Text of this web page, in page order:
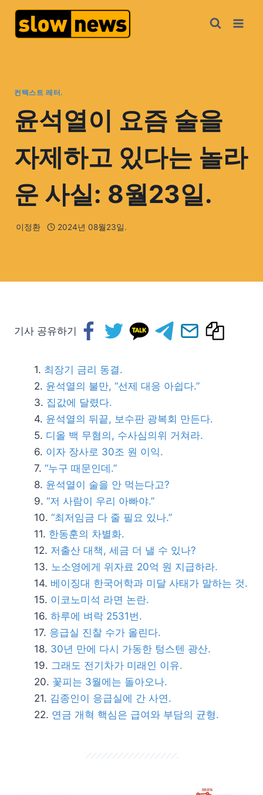
컨텍스트 레터.
윤석열이 요즘 술을
자제하고 있다는 놀라
운 사실: 8월23일.
이정환 2024년 08월23일.
기사 공유하기
최장기 금리 동결.
윤석열의 불만, “선제 대응 아쉽다.”
집값에 달렸다.
윤석열의 뒤끝, 보수판 광복회 만든다.
디올 백 무혐의, 수사심의위 거쳐라.
이자 장사로 30조 원 이익.
“누구 때문인데.”
윤석열이 술을 안 먹는다고?
“저 사람이 우리 아빠야.”
“최저임금 다 줄 필요 있나.”
한동훈의 차별화.
저출산 대책, 세금 더 낼 수 있나?
노소영에게 위자료 20억 원 지급하라.
베이징대 한국어학과 미달 사태가 말하는 것.
이코노미석 라면 논란.
하루에 벼락 2531번.
응급실 진찰 수가 올린다.
30년 만에 다시 가동한 텅스텐 광산.
그래도 전기차가 미래인 이유.
꽃피는 3월에는 돌아오나.
김종인이 응급실에 간 사연.
연금 개혁 핵심은 급여와 부담의 균형.